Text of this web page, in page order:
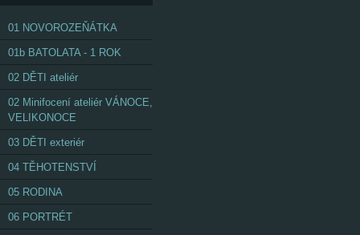
01 NOVOROZEŇÁTKA
01b BATOLATA - 1 ROK
02 DĚTI ateliér
02 Minifocení ateliér VÁNOCE,
VELIKONOCE
03 DĚTI exteriér
04 TĚHOTENSTVÍ
05 RODINA
06 PORTRÉT